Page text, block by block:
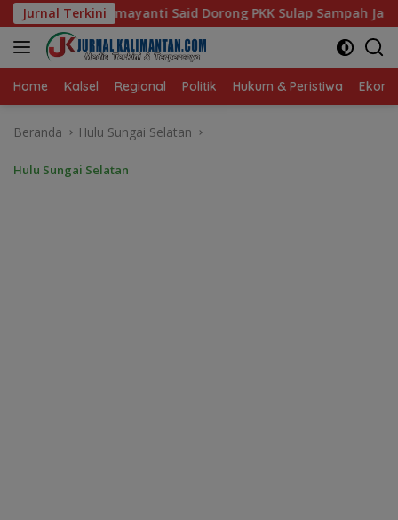
Langsung
ke
konten
Jurnal Terkini
Dorong PKK Sulap Sampah Jadi Sumber Penghasilan
Home Kalsel Regional Politik Hukum & Peristiwa
Beranda Hulu Sungai Selatan
Hulu Sungai Selatan